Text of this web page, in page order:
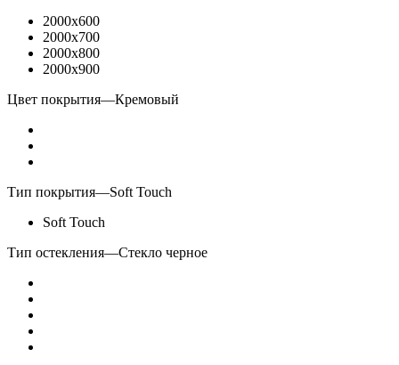
2000x600
2000x700
2000x800
2000x900
Цвет покрытия—Кремовый
Тип покрытия—Soft Touch
Soft Touch
Тип остекления—Стекло черное